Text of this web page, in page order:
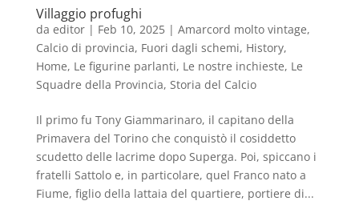
Villaggio profughi
da editor| Feb 10, 2025| Amarcord molto vintage,
Calcio di provincia, Fuori dagli schemi, History,
Home, Le figurine parlanti, Le nostre inchieste, Le
Squadre della Provincia, Storia del Calcio
Il primo fu Tony Giammarinaro, il capitano della
Primavera del Torino che conquistò il cosiddetto
scudetto delle lacrime dopo Superga. Poi, spiccano i
fratelli Sattolo e, in particolare, quel Franco nato a
Fiume, figlio della lattaia del quartiere, portiere di...